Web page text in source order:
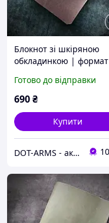
Блокнот зі шкіряною
обкладинкою |
Готово до відправки
690₴
Купити
DOT-ARMS - аксесуари та спорядження, створені для вашої надійності!